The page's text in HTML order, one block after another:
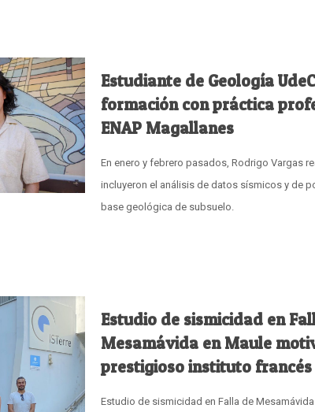
Estudiante de Geología
formación con práctica
ENAP Magallanes
En enero y febrero pasados, Rodrigo Vargas
incluyeron el análisis de datos sísmicos y de
base geológica de subsuelo.
Estudio de sismicidad en
Mesamávida en Maule
prestigioso instituto francés
Estudio de sismicidad en Falla de